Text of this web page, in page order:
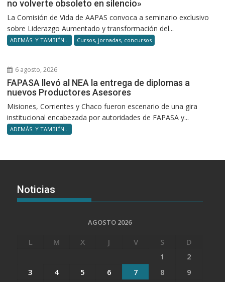
no volverte obsoleto en silencio»
La Comisión de Vida de AAPAS convoca a seminario exclusivo
sobre Liderazgo Aumentado y transformación del...
ADEMÁS. Y TAMBIÉN... Cursos, jornadas, concursos
6 agosto, 2026
FAPASA llevó al NEA la entrega de diplomas a
nuevos Productores Asesores
Misiones, Corrientes y Chaco fueron escenario de una gira
institucional encabezada por autoridades de FAPASA y...
ADEMÁS. Y TAMBIÉN...
Noticias
AGOSTO 2026
L M X J V S
D
1
2
3
4 5 6 7 8
9